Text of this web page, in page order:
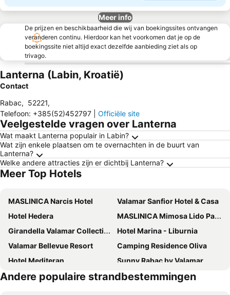
Meer info
De prijzen en beschikbaarheid die wij van boekingssites ontvangen
veranderen continu. Hierdoor kan het voorkomen dat je op de
boekingssite niet altijd exact dezelfde aanbieding ziet als op
trivago.
Lanterna (Labin, Kroatië)
Contact
Rabac, 52221,
Telefoon: +385(52)452797 Officiële site
Veelgestelde vragen over Lanterna
Wat maakt Lanterna populair in Labin?
Wat zijn enkele plaatsen om te overnachten in de buurt van
Lanterna?
Welke andere attracties zijn er dichtbij Lanterna?
Meer Top Hotels
MASLINICA Narcis Hotel
Valamar Sanfior Hotel & Casa
Hotel Hedera
MASLINICA Mimosa Lido Palace Hotel
Girandella Valamar Collection Resort
Hotel Marina - Liburnia
Valamar Bellevue Resort
Camping Residence Oliva
Hotel Mediteran
Sunny Rabac by Valamar
Adoral Boutique Hotel
Hotel Carmen
Andere populaire strandbestemmingen